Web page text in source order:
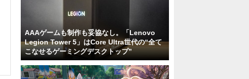
AAAゲームも制作も妥協なし。「Lenovo
Legion Tower 5」はCore Ultra世代の“全て
こなせるゲーミングデスクトップ”